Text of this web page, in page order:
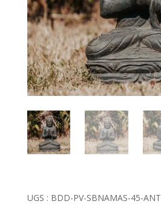
UGS : BDD-PV-SBNAMAS-45-ANT